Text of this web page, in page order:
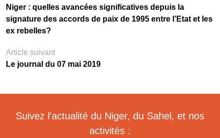
Niger : quelles avancées significatives depuis la
signature des accords de paix de 1995 entre l’Etat et les
ex rebelles?
Article suivant
Le journal du 07 mai 2019
Suivez l'actualité du Niger, du Sahel, et nos
activités :